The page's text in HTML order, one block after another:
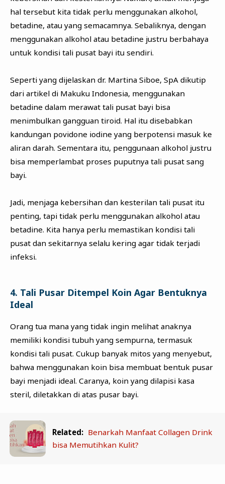
hal tersebut kita tidak perlu menggunakan alkohol,
betadine, atau yang semacamnya. Sebaliknya, dengan
menggunakan alkohol atau betadine justru berbahaya
untuk kondisi tali pusat bayi itu sendiri.
Seperti yang dijelaskan dr. Martina Siboe, SpA dikutip
dari artikel di Makuku Indonesia, menggunakan
betadine dalam merawat tali pusat bayi bisa
menimbulkan gangguan tiroid. Hal itu disebabkan
kandungan povidone iodine yang berpotensi masuk ke
aliran darah. Sementara itu, penggunaan alkohol justru
bisa memperlambat proses puputnya tali pusat sang
bayi.
Jadi, menjaga kebersihan dan kesterilan tali pusat itu
penting, tapi tidak perlu menggunakan alkohol atau
betadine. Kita hanya perlu memastikan kondisi tali
pusat dan sekitarnya selalu kering agar tidak terjadi
infeksi.
4. Tali Pusar Ditempel Koin Agar Bentuknya
Ideal
Orang tua mana yang tidak ingin melihat anaknya
memiliki kondisi tubuh yang sempurna, termasuk
kondisi tali pusat. Cukup banyak mitos yang menyebut,
bahwa menggunakan koin bisa membuat bentuk pusar
bayi menjadi ideal. Caranya, koin yang dilapisi kasa
steril, diletakkan di atas pusar bayi.
Related: Benarkah Manfaat Collagen Drink
bisa Memutihkan Kulit?